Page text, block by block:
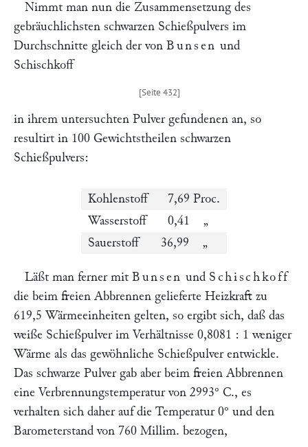
Nimmt man nun die Zusammensetzung des
gebräuchlichsten schwarzen Schießpulvers im
Durchschnitte gleich der von Bunsen und
Schischkoff
in ihrem untersuchten Pulver gefundenen an, so
resultirt in 100 Gewichtstheilen schwarzen
Schießpulvers:
Kohlenstoff
7,69 Proc.
Wasserstoff
0,41 „
Sauerstoff
36,99 „
Läßt man ferner mit Bunsen und Schischkoff
die beim freien Abbrennen gelieferte Heizkraft zu
619,5 Wärmeeinheiten gelten, so ergibt sich, daß das
weiße Schießpulver im Verhältnisse 0,8081 : 1 weniger
Wärme als das gewöhnliche Schießpulver entwickle.
Das schwarze Pulver gab aber beim freien Abbrennen
eine Verbrennungstemperatur von 2993° C., es
verhalten sich daher auf die Temperatur 0° und den
Barometerstand von 760 Millim. bezogen,